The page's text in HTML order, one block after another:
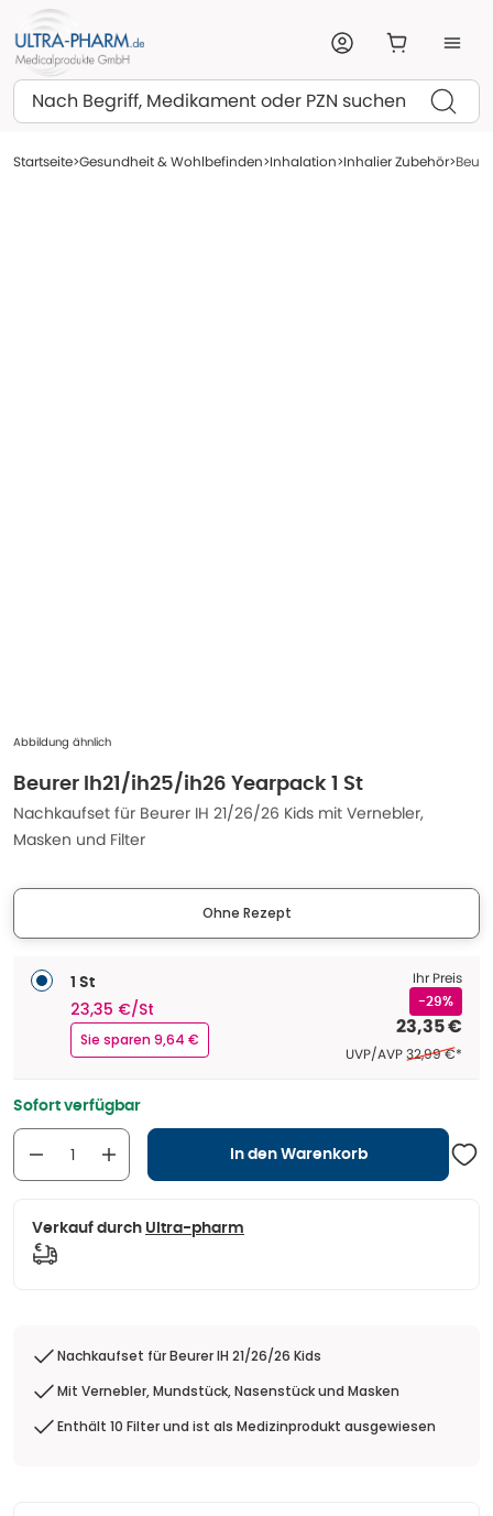
Suchen
Startseite Gesundheit & Wohlbefinden Inhalation Inhalier Zubehör
Abbildung ähnlich
Beurer Ih21/ih25/ih26 Yearpack 1 St
Nachkaufset für Beurer IH 21/26/26 Kids mit Vernebler,
Masken und Filter
Ohne Rezept
1 St
23,35 €/St
Sie sparen 9,64 €
Ihr Preis
-29%
23,35 €
UVP/AVPEhemaliger
32,99 €*
Sofort verfügbar
In den Warenkorb
Verkauf durch Ultra-pharm
Nachkaufset für Beurer IH 21/26/26 Kids
Mit Vernebler, Mundstück, Nasenstück und Masken
Enthält 10 Filter und ist als Medizinprodukt ausgewiesen